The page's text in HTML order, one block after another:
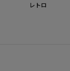
レトロ